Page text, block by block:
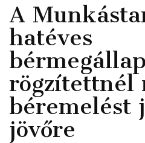
A
hatéves
rögzítettnél
béremelést
jövőre